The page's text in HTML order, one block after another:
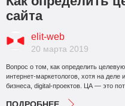
сайта
elit-web
20 марта 2019
Вопрос о том, как определить
интернет-маркетологов, хотя на
бизнеса, digital-проектов. ЦА — это